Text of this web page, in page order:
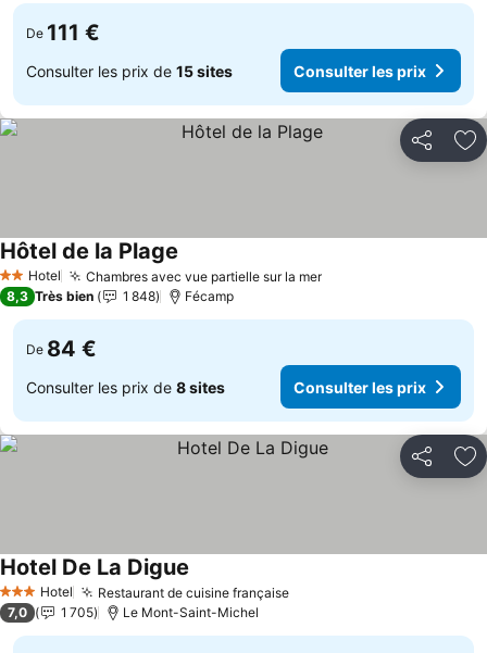
De 111 €
Consulter les prix de 15 sites Consulter les prix
Partager
2 Étoiles
Hotel Chambres avec vue partielle sur la mer
Hôtel de la Plage
8,3 Très bien 1 848 Fécamp
De 84 €
Consulter les prix de 8 sites Consulter les prix
Partager
3 ÉtoilesHotel Restaurant de cuisine française
Hotel De La Digue
7,0 1 705 Le Mont-Saint-Michel